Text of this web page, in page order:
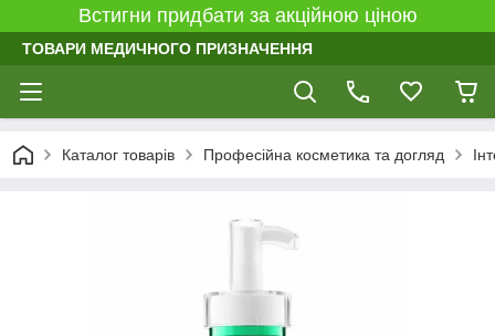
Встигни придбати за акційною ціною
ТОВАРИ МЕДИЧНОГО ПРИЗНАЧЕННЯ
Каталог товарів Професійна косметика та догляд